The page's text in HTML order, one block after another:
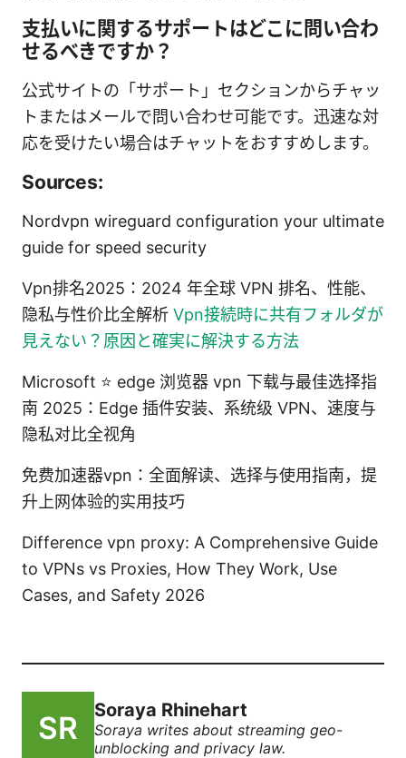
支払いに関するサポートはどこに問い合わ
せるべきですか？
公式サイトの「サポート」セクションからチャッ
トまたはメールで問い合わせ可能です。迅速な対
応を受けたい場合はチャットをおすすめします。
Sources:
Nordvpn wireguard configuration your ultimate
guide for speed security
Vpn排名2025：2024 年全球 VPN 排名、性能、
隐私与性价比全解析 Vpn接続時に共有フォルダが
見えない？原因と確実に解決する方法
Microsoft ⭐ edge 浏览器 vpn 下载与最佳选择指
南 2025：Edge 插件安装、系统级 VPN、速度与
隐私对比全视角
免费加速器vpn：全面解读、选择与使用指南，提
升上网体验的实用技巧
Difference vpn proxy: A Comprehensive Guide
to VPNs vs Proxies, How They Work, Use
Cases, and Safety 2026
Soraya Rhinehart
Soraya writes about streaming geo-
unblocking and privacy law.